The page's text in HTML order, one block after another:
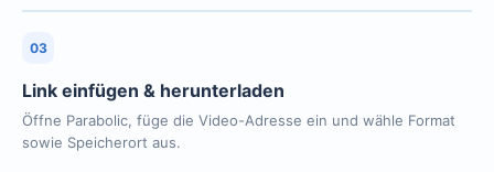
03
Link einfügen & herunterladen
Öffne Parabolic, füge die Video-Adresse ein und wähle Format
sowie Speicherort aus.